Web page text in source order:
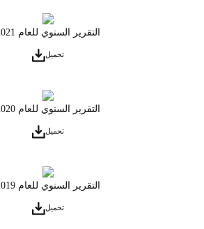
التقرير السنوي للعام 2021
تحميل
التقرير السنوي للعام 2020
تحميل
التقرير السنوي للعام 2019
تحميل